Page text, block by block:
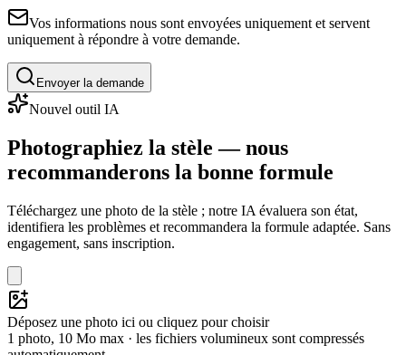
Vos informations nous sont envoyées uniquement et servent
uniquement à répondre à votre demande.
Envoyer la demande
Nouvel outil IA
Photographiez la stèle — nous
recommanderons la bonne formule
Téléchargez une photo de la stèle ; notre IA évaluera son état,
identifiera les problèmes et recommandera la formule adaptée. Sans
engagement, sans inscription.
Déposez une photo ici ou cliquez pour choisir
1 photo, 10 Mo max · les fichiers volumineux sont compressés